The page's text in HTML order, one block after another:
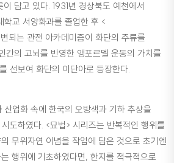
담고 있다. 1931년 경상북도 예천에서
교 서양화과를 졸업한 후 <
되는 관전 아카데미즘이 화단의 주류를
간의 고뇌를 반영한 앵포르멜 운동의 가치를
선보여 화단의 이단아로 등장한다.
업화 속에 한국의 오방색과 기하 추상을
도하였다. <묘법> 시리즈는 반복적인 행위를
무위자연 이념을 작업에 담은 것으로 초기엔
행위에 기초하였다면, 한지를 적극적으로